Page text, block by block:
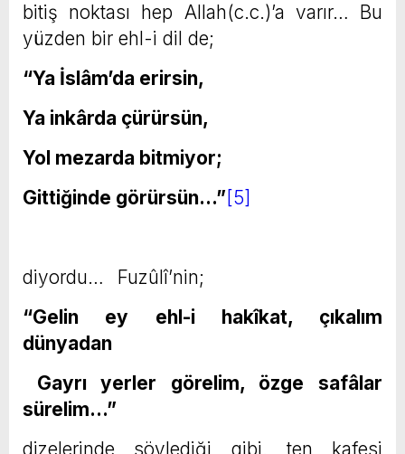
bitiş noktası hep Allah(c.c.)’a varır… Bu
yüzden bir ehl-i dil de;
“Ya İslâm’da erirsin,
Ya inkârda çürürsün,
Yol mezarda bitmiyor;
Gittiğinde görürsün…” [5]
diyordu…
Fuzûlî’nin;
“Gelin ey ehl-i hakîkat, çıkalım
dünyadan
Gayrı yerler görelim, özge safâlar
sürelim…”
dizelerinde söylediği gibi, ten kafesi